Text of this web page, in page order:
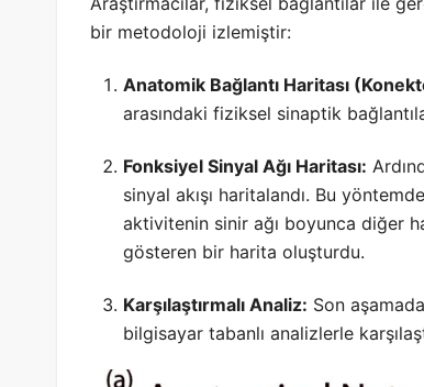
bir metodoloji izlemiştir:
Anatomik Bağlantı Haritası
arasındaki fiziksel sinaptik
Fonksiyel Sinyal Ağı Haritası:
sinyal akışı haritalandı. Bu
aktivitenin sinir ağı boyunca diğer
gösteren bir harita oluşturdu.
Karşılaştırmalı Analiz: Son
bilgisayar tabanlı analizlerle